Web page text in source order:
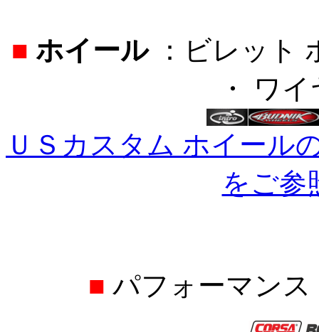
■ ホイール：ビレット
・ ワ
ＵＳカスタム ホイール
をご参
■ パフォーマン